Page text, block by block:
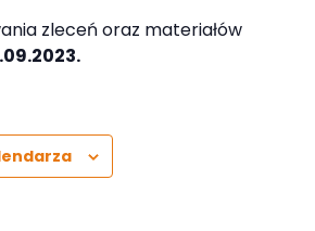
zleceń oraz materiałów